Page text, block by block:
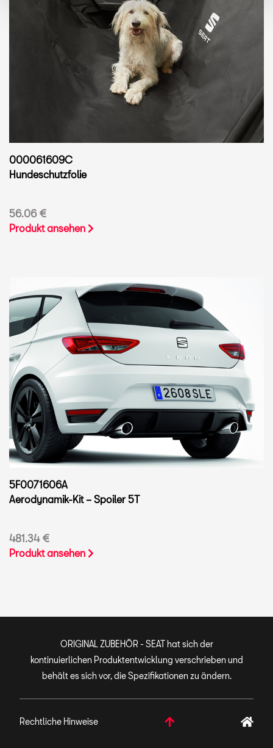
000061609C
Hundeschutzfolie
56.06 €
Produkt ansehen
5F0071606A
Aerodynamik-Kit – Spoiler 5T
481.34 €
Produkt ansehen
ORIGINAL ZUBEHÖR - SEAT hat sich der
kontinuierlichen Produktentwicklung verschrieben und
behält es sich vor, die Spezifikationen zu ändern.
Rechtliche Hinweise